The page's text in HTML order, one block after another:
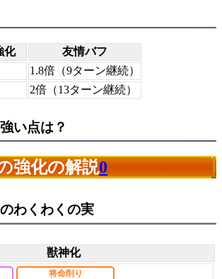
化
友情バフ
1.8倍（9ターン継続）
2倍（13ターン継続）
い点は？
強化の解説0
わくわくの実
獣神化
将命削り